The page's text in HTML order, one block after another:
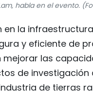
habla en el evento.
en la
y eficiente de
mejorar las
de investigación
de tierras